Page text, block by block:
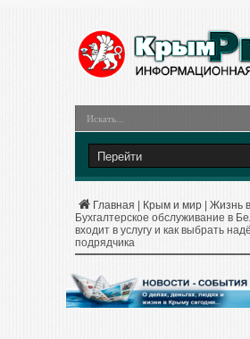
Главная Крым и мир Жизнь
Бухгалтерское обслуживание в
входит в услугу и как выбрать
подрядчика